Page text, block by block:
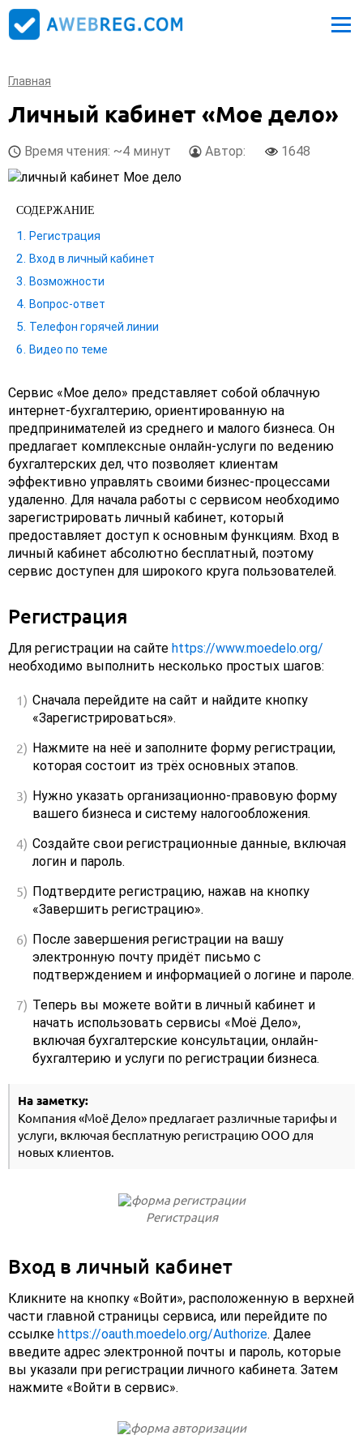
Главная
Личный кабинет «Мое дело»
Время чтения: ~4 минут Автор: 1648
СОДЕРЖАНИЕ
Регистрация
Вход в личный кабинет
Возможности
Вопрос-ответ
Телефон горячей линии
Видео по теме
Сервис «Мое дело» представляет собой облачную
интернет-бухгалтерию, ориентированную на
предпринимателей из среднего и малого бизнеса. Он
предлагает комплексные онлайн-услуги по ведению
бухгалтерских дел, что позволяет клиентам
эффективно управлять своими бизнес-процессами
удаленно. Для начала работы с сервисом необходимо
зарегистрировать личный кабинет, который
предоставляет доступ к основным функциям. Вход в
личный кабинет абсолютно бесплатный, поэтому
сервис доступен для широкого круга пользователей.
Регистрация
Для регистрации на сайте https://www.moedelo.org/
необходимо выполнить несколько простых шагов:
Сначала перейдите на сайт и найдите кнопку
«Зарегистрироваться».
Нажмите на неё и заполните форму регистрации,
которая состоит из трёх основных этапов.
Нужно указать организационно-правовую форму
вашего бизнеса и систему налогообложения.
Создайте свои регистрационные данные, включая
логин и пароль.
Подтвердите регистрацию, нажав на кнопку
«Завершить регистрацию».
После завершения регистрации на вашу
электронную почту придёт письмо с
подтверждением и информацией о логине и пароле.
Теперь вы можете войти в личный кабинет и
начать использовать сервисы «Моё Дело»,
включая бухгалтерские консультации, онлайн-
бухгалтерию и услуги по регистрации бизнеса.
На заметку:
Компания «Моё Дело» предлагает различные тарифы и
услуги, включая бесплатную регистрацию ООО для
новых клиентов.
Регистрация
Вход в личный кабинет
Кликните на кнопку «Войти», расположенную в верхней
части главной страницы сервиса, или перейдите по
ссылке https://oauth.moedelo.org/Authorize. Далее
введите адрес электронной почты и пароль, которые
вы указали при регистрации личного кабинета. Затем
нажмите «Войти в сервис».